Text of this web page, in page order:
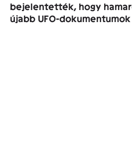
bejelentették, hogy
újabb UFO-dokumentumok